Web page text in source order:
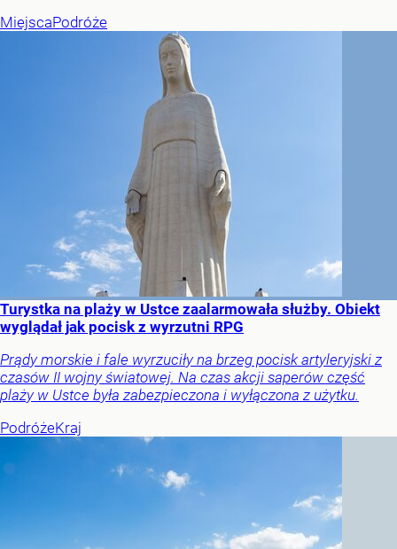
MiejscaPodróże
Turystka na plaży w Ustce zaalarmowała służby. Obiekt
wyglądał jak pocisk z wyrzutni RPG
Prądy morskie i fale wyrzuciły na brzeg pocisk artyleryjski z
czasów II wojny światowej. Na czas akcji saperów część
plaży w Ustce była zabezpieczona i wyłączona z użytku.
PodróżeKraj